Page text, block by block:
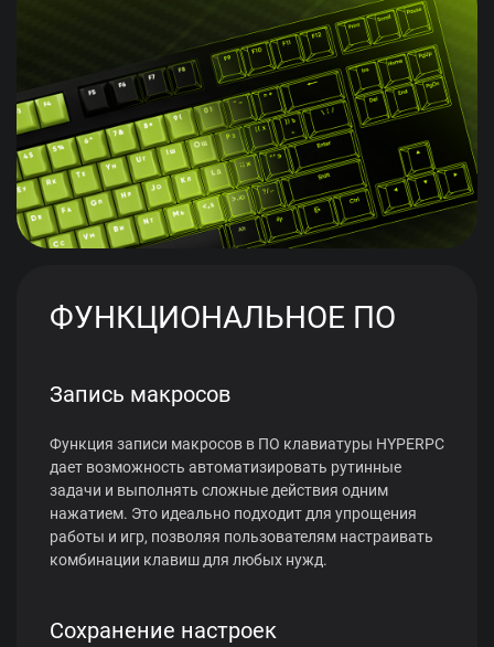
ФУНКЦИОНАЛЬНОЕ ПО
Запись макросов
Функция записи макросов в ПО клавиатуры HYPERPC
дает возможность автоматизировать рутинные
задачи и выполнять сложные действия одним
нажатием. Это идеально подходит для упрощения
работы и игр, позволяя пользователям настраивать
комбинации клавиш для любых нужд.
Сохранение настроек